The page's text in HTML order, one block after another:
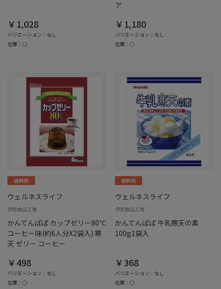
￥1,028
バリエーション：なし
在庫：○
ア
￥1,180
バリエーション：なし
在庫：○
ウェルネスライフ
伊那食品工業
かんてんぱぱ カップゼリー80℃
コーヒー味(約6人分X2袋入) 寒
天 ゼリー コーヒー
￥498
バリエーション：なし
在庫：○
ウェルネスライフ
伊那食品工業
かんてんぱぱ 牛乳寒天の素
100g1袋入
￥368
バリエーション：なし
在庫：○